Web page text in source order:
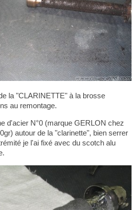
la "CLARINETTE" à la brosse
au remontage.
d'acier N°0 (marque GERLON chez
autour de la "clarinette", bien serrer
je l'ai fixé avec du scotch alu